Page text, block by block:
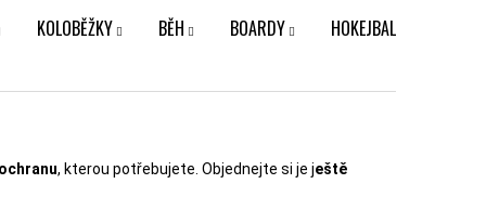
KOLOBĚŽKY BĚH BOARDY HOKEJBAL
, kterou potřebujete. Objednejte si je ještě